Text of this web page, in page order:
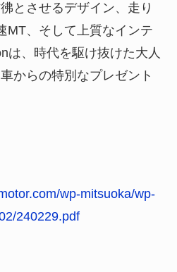
とさせるデザイン、走り
MT、そして上質なインテ
は、時代を駆け抜けた大人
からの特別なプレゼント
wp-mitsuoka/wp-
240229.pdf